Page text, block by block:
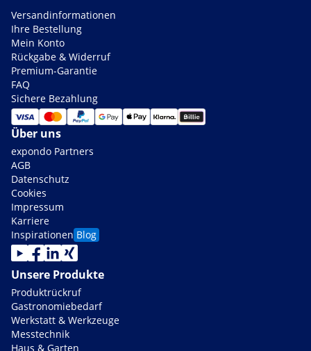
Versandinformationen
Ihre Bestellung
Mein Konto
Rückgabe & Widerruf
Premium-Garantie
FAQ
Sichere Bezahlung
Über uns
expondo Partners
AGB
Datenschutz
Cookies
Impressum
Karriere
Inspirationen Blog
Unsere Produkte
Produktrückruf
Gastronomiebedarf
Werkstatt & Werkzeuge
Messtechnik
Haus & Garten